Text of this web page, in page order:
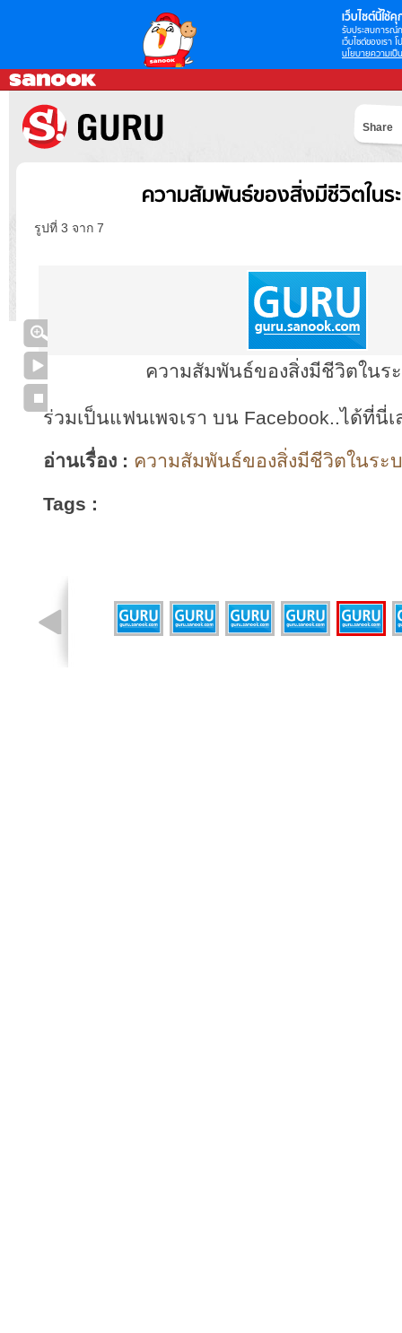
เว็บไซต์นี้ใช้คุ
รับประสบการณ์
เว็บไซต์ของเรา
นโยบายความเป็
Share
ความสัมพันธ์ของสิ่งมีชีวิตในร
รูปที่ 3 จาก 7
ความสัมพันธ์ของสิ่งมีชีวิตในร
ร่วมเป็นแฟนเพจเรา บน Facebook..ได้ที่นี่เ
อ่านเรื่อง : ความสัมพันธ์ของสิ่งมีชีวิตในระ
Tags :